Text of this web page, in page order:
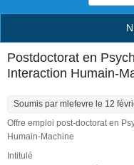
Postdoctorat en
Interaction Humain-
Soumis par mlefevre le 12
Offre emploi post-doctorat en
Humain-Machine
Intitulé